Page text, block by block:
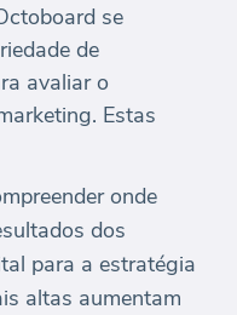
se
de
avaliar o
Estas
onde
dos
para a estratégia
altas aumentam